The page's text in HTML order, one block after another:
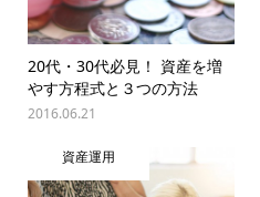
20代・30代必見！ 資産を増
やす方程式と３つの方法
2016.06.21
資産運用